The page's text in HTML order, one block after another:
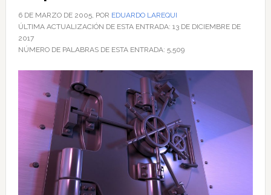
6 DE MARZO DE 2005, POR EDUARDO LAREQUI
ÚLTIMA ACTUALIZACIÓN DE ESTA ENTRADA: 13 DE DICIEMBRE DE
2017
NÚMERO DE PALABRAS DE ESTA ENTRADA: 5,509